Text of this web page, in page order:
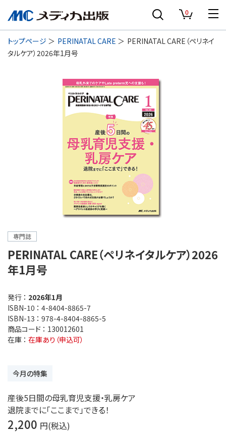
0
トップページ PERINATAL CARE
PERINATAL CARE（ペリネイ
タルケア）2026年1月号
専門誌
PERINATAL CARE（ペリネイタルケア）2026
年1月号
発行 ： 2026年1月
ISBN-10 ： 4-8404-8865-7
ISBN-13 ： 978-4-8404-8865-5
商品コード ： 130012601
在庫 ： 在庫あり（申込可）
今月の特集
産後5日間の母乳育児支援・乳房ケア
退院までに「ここまで」できる！
2,200 円(税込)